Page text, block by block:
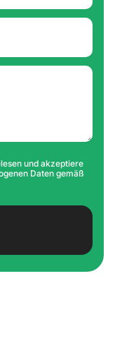
und akzeptiere
Daten gemäß